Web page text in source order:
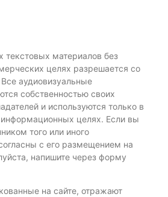
текстовых материалов без
целях разрешается со
Все аудиовизуальные
собственностью своих
и используются только в
целях. Если вы
того или иного
с его размещением на
напишите через форму
на сайте, отражают